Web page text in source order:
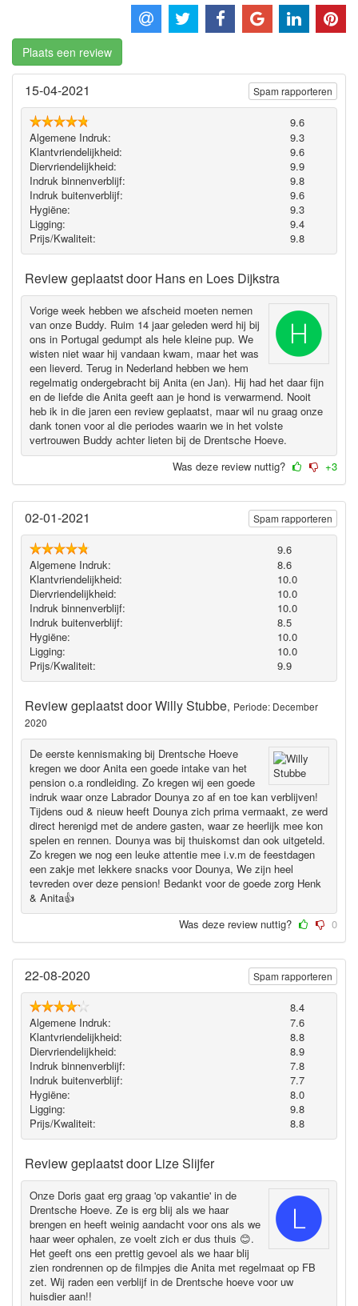
Plaats een review
15-04-2021
9.6
Algemene Indruk:
9.3
Klantvriendelijkheid:
9.6
Diervriendelijkheid:
9.9
Indruk binnenverblijf:
9.8
Indruk buitenverblijf:
9.6
Hygiëne‎:
9.3
Ligging:
9.4
Prijs/Kwaliteit:
9.8
Review geplaatst doorHans en Loes Dijkstra
Vorige week hebben we afscheid moeten nemen
van onze Buddy. Ruim 14 jaar geleden werd hij bij
ons in Portugal gedumpt als hele kleine pup. We
wisten niet waar hij vandaan kwam, maar het was
een lieverd. Terug in Nederland hebben we hem
regelmatig ondergebracht bij Anita (en Jan). Hij had het daar fijn
en de liefde die Anita geeft aan je hond is verwarmend. Nooit
heb ik in die jaren een review geplaatst, maar wil nu graag onze
dank tonen voor al die periodes waarin we in het volste
vertrouwen Buddy achter lieten bij de Drentsche Hoeve.
Spam rapporteren
Was deze review nuttig? +3
02-01-2021
9.6
Algemene Indruk:
8.6
Klantvriendelijkheid:
10.0
Diervriendelijkheid:
10.0
Indruk binnenverblijf:
10.0
Indruk buitenverblijf:
8.5
Hygiëne‎:
10.0
Ligging:
10.0
Prijs/Kwaliteit:
9.9
Review geplaatst doorWilly Stubbe, Periode: December
2020
De eerste kennismaking bij Drentsche Hoeve
kregen we door Anita een goede intake van het
pension o.a rondleiding. Zo kregen wij een goede
indruk waar onze Labrador Dounya zo af en toe kan verblijven!
Tijdens oud & nieuw heeft Dounya zich prima vermaakt, ze werd
direct herenigd met de andere gasten, waar ze heerlijk mee kon
spelen en rennen. Dounya was bij thuiskomst dan ook uitgeteld.
Zo kregen we nog een leuke attentie mee i.v.m de feestdagen
een zakje met lekkere snacks voor Dounya, We zijn heel
tevreden over deze pension! Bedankt voor de goede zorg Henk
& Anita👍
Spam rapporteren
Was deze review nuttig? 0
22-08-2020
8.4
Algemene Indruk:
7.6
Klantvriendelijkheid:
8.8
Diervriendelijkheid:
8.9
Indruk binnenverblijf:
7.8
Indruk buitenverblijf:
7.7
Hygiëne‎:
8.0
Ligging:
9.8
Prijs/Kwaliteit:
8.8
Review geplaatst doorLize Slijfer
Onze Doris gaat erg graag 'op vakantie' in de
Drentsche Hoeve. Ze is erg blij als we haar
brengen en heeft weinig aandacht voor ons als we
haar weer ophalen, ze voelt zich er dus thuis 😊.
Het geeft ons een prettig gevoel als we haar blij
zien rondrennen op de filmpjes die Anita met regelmaat op FB
zet. Wij raden een verblijf in de Drentsche hoeve voor uw
huisdier aan!!
Spam rapporteren